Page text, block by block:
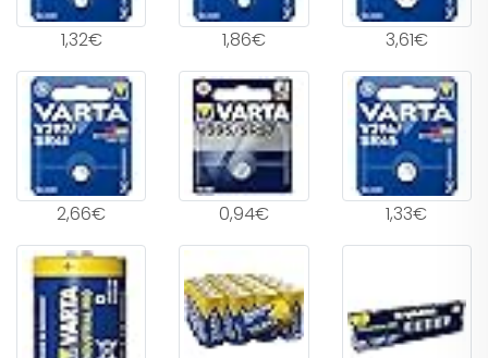
1,32€ 1,86€ 3,61€
2,66€ 0,94€ 1,33€